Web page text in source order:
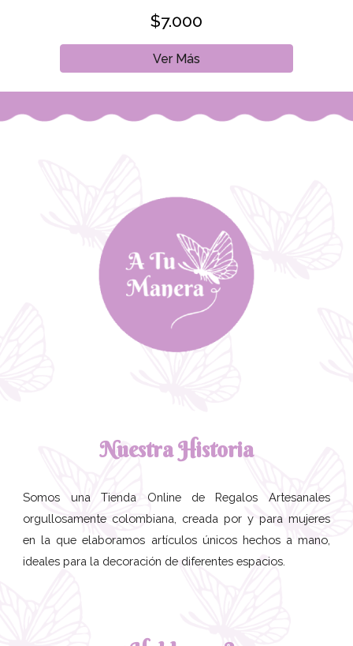
$7.000
Ver Más
Nuestra Historia
Somos una Tienda Online de Regalos Artesanales
orgullosamente colombiana, creada por y para mujeres
en la que elaboramos artículos únicos hechos a mano,
ideales para la decoración de diferentes espacios.